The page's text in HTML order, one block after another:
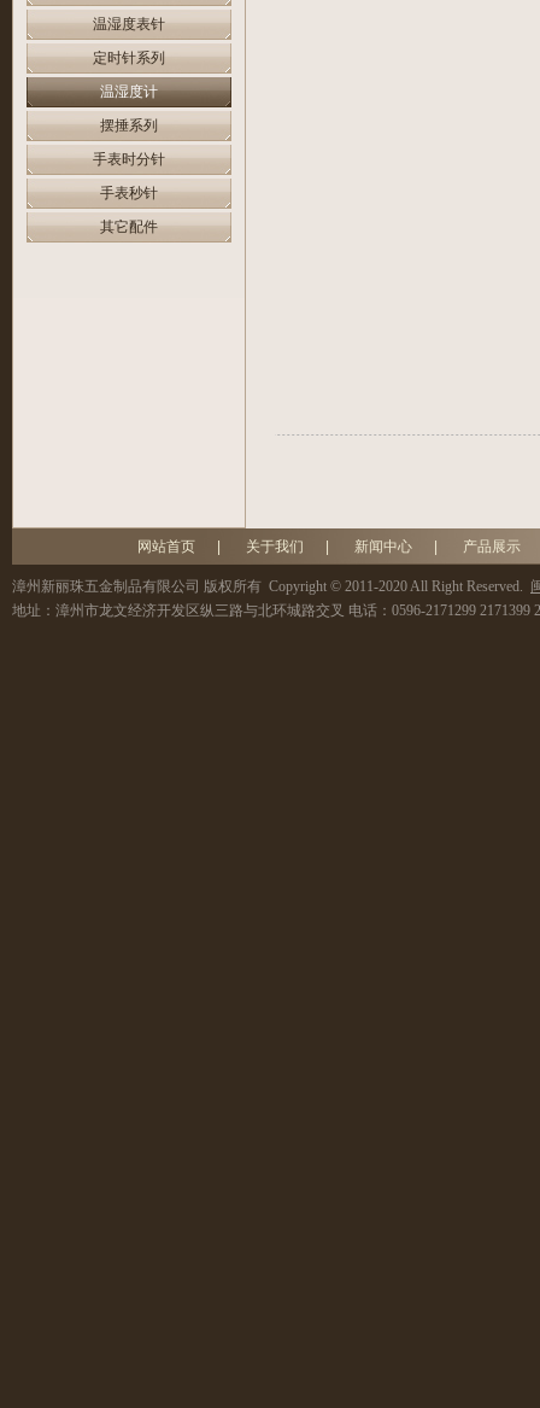
温湿度表针
定时针系列
温湿度计
摆捶系列
手表时分针
手表秒针
其它配件
网站首页 关于我们 新闻中心 产品展示
漳州新丽珠五金制品有限公司 版权所有 Copyright © 2011-2020 All Right Reserved.
地址： 漳州市龙文经济开发区纵三路与北环城路交叉 电话： 0596-2171299 2171399